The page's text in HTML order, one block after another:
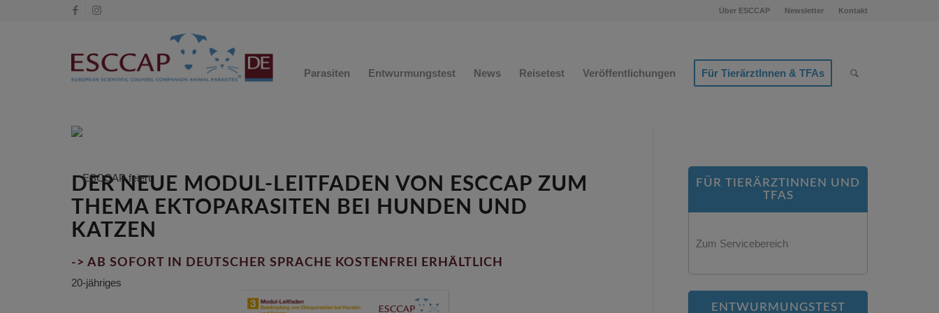
Über ESCCAP Newsletter Kontakt
Parasiten Entwurmungstest News Reisetest Veröffentlichungen Für TierärztInnen & TFAs
DER NEUE MODUL-LEITFADEN VON ESCCAP ZUM
THEMA EKTOPARASITEN BEI HUNDEN UND
KATZEN
-> AB SOFORT IN DEUTSCHER SPRACHE KOSTENFREI ERHÄLTLICH
FÜR TIERÄRZTINNEN UND
TFAS
Zum Servicebereich
ENTWURMUNGSTEST